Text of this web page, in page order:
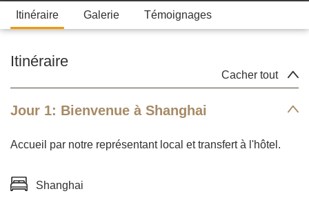
Itinéraire Galerie Témoignages
Cacher tout
Itinéraire
Jour 1: Bienvenue à Shanghai
Accueil par notre représentant local et transfert à l'hôtel.
Shanghai